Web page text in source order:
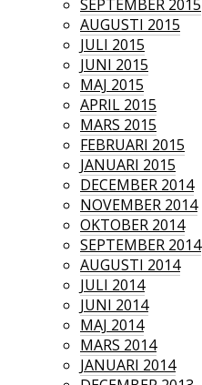
SEPTEMBER 2015
AUGUSTI 2015
JULI 2015
JUNI 2015
MAJ 2015
APRIL 2015
MARS 2015
FEBRUARI 2015
JANUARI 2015
DECEMBER 2014
NOVEMBER 2014
OKTOBER 2014
SEPTEMBER 2014
AUGUSTI 2014
JULI 2014
JUNI 2014
MAJ 2014
MARS 2014
JANUARI 2014